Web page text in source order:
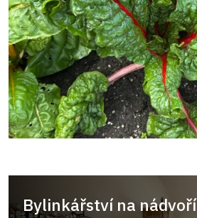
Bylinkářství na nádvoří